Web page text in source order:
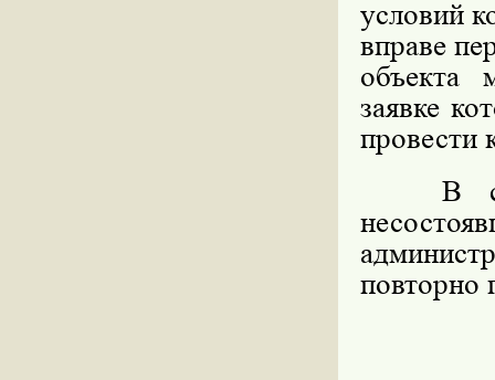
условий
вправе
объекта
заявке
провести
В
повторно